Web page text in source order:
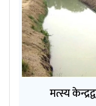
मत्स्य